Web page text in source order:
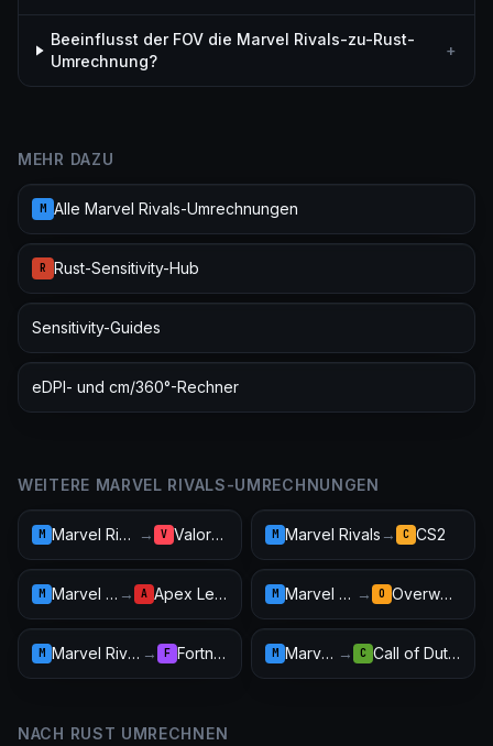
Beeinflusst der FOV die Marvel Rivals-zu-Rust-
Umrechnung?
+
MEHR DAZU
M Alle Marvel Rivals-Umrechnungen
R Rust-Sensitivity-Hub
Sensitivity-Guides
eDPI- und cm/360°-Rechner
WEITERE MARVEL RIVALS-UMRECHNUNGEN
M Marvel Rivals → V Valorant M Marvel Rivals → C CS2
M Marvel Rivals → A Apex Legends M Marvel Rivals → O Overwatch 2
M Marvel Rivals → F Fortnite M Marvel Rivals → C Call of Duty: Warzone
NACH RUST UMRECHNEN